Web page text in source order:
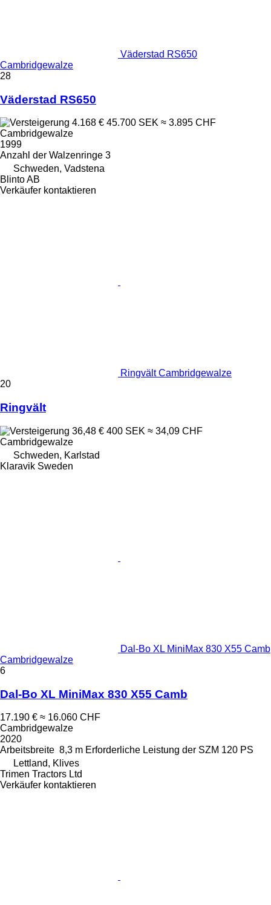
Väderstad RS650
Cambridgewalze
28
Väderstad RS650
4.168 € 45.700 SEK ≈ 3.895 CHF
Cambridgewalze
1999
Anzahl der Walzenringe 3
Schweden, Vadstena
Blinto AB
Verkäufer kontaktieren
Ringvält Cambridgewalze
20
Ringvält
36,48 € 400 SEK ≈ 34,09 CHF
Cambridgewalze
Schweden, Karlstad
Klaravik Sweden
Dal-Bo XL MiniMax 830 X55 Camb
Cambridgewalze
6
Dal-Bo XL MiniMax 830 X55 Camb
17.190 € ≈ 16.060 CHF
Cambridgewalze
2020
Arbeitsbreite 8,3 m Erforderliche Leistung der SZM 120 PS
Lettland, Klives
Trimen Tractors Ltd
Verkäufer kontaktieren